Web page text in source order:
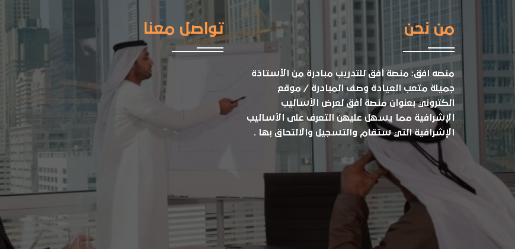
من نحن
منصه افق: منصة أفق للتدريب مبادرة من الأستاذة
جميلة متعب العيادة وصف المبادرة / موقع
الكتروني بعنوان منصة أفق لعرض الأساليب
الإشرافية مما يسهل عليهن التعرف على الأساليب
الإشرافية التي ستقام والتسجيل والالتحاق بها .
تواصل معنا